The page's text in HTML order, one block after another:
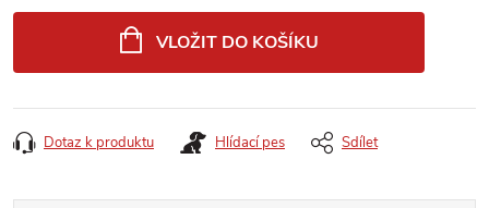
VLOŽIT DO KOŠÍKU
Dotaz k produktu Hlídací pes Sdílet